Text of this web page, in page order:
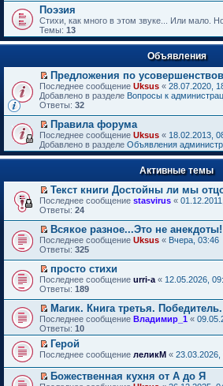
Поэзия
Стихи, как много в этом звуке... Или мало. Но
Темы: 13
Объявления
П
е
р
й
т
и
к
п
в
о
м
у
н
е
п
р
о
ч
и
т
а
н
н
о
м
у
с
о
о
Предложения по
Последнее сообщение Uksus « 28.07.2020,
Добавлено в разделе Вопросы к
Ответы: 32
П
е
р
е
т
и
к
п
р
в
о
м
у
н
е
п
р
о
ч
и
т
а
н
н
о
Правила форума
Последнее сообщение Uksus « 18.02.2013,
Добавлено в разделе Объявления
Активные темы
П
е
е
й
т
и
п
е
р
в
о
м
у
н
е
п
р
о
Текст книги Достойны ли мы
Последнее сообщение stasvirus «
Ответы: 24
П
е
е
й
т
и
к
п
е
р
в
о
м
у
н
Всякое разное...Это не
Последнее сообщение Uksus « Вчера, 03:46
Ответы: 325
П
е
е
й
т
и
п
р
в
просто стихи
Последнее сообщение urri-a « 12.05.2026,
Ответы: 189
П
е
р
й
и
к
Магик. Книга третья.
Последнее сообщение Владимир_1 «
Ответы: 10
П
р
е
Герой
Последнее сообщение леликМ « 23.03.2026,
Божественная кухня от А до Я